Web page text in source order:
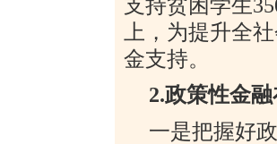
上，为提升全
金支持。
2.政策性金
一是把握好